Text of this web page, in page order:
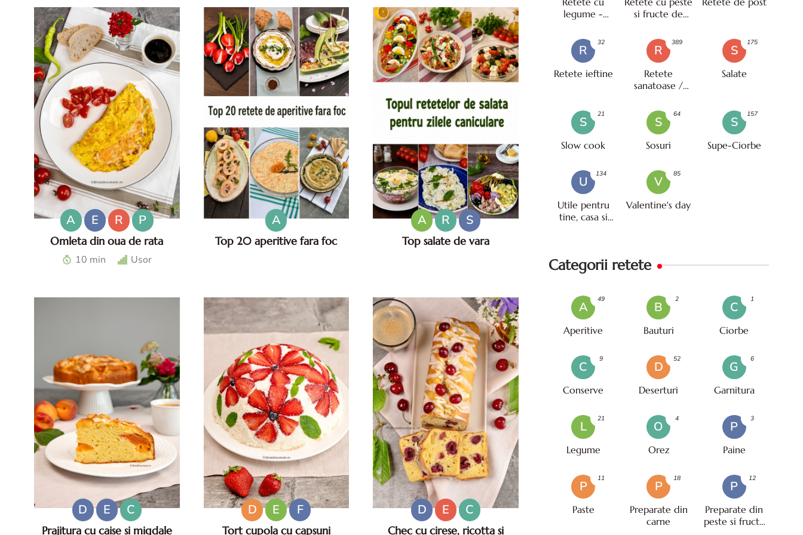
cu iaurt.
A E R P
Omleta din oua de rata
Omleta din oua de rata -
Ouale de rata sunt considerate de
10 min Usor
A
Top 20 aperitive fara foc
sanatoase.
A R S
Top salate de vara
35°C.
D E C
Prajitura cu caise si migdale
D E F
Tort cupola cu capsuni
D E C
Chec cu cirese, ricotta si
legume -
si fructe de
R
Retete ieftine
32
R
Retete
sanatoase /
389
S
Salate
175
S
Slow cook
21
S
Sosuri
64
S
Supe-Ciorbe
157
U
Utile pentru
tine, casa si
134
V
Valentine's day
85
Categorii retete
A
Aperitive
49
B
Bauturi
2
C
Ciorbe
1
C
Conserve
9
D
Deserturi
52
G
Garnitura
6
L
Legume
21
O
Orez
4
P
Paine
3
P
Paste
11
P
Preparate din
carne
18
P
Preparate din
peste si fructe
12